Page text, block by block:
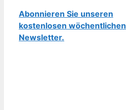
Abonnieren Sie unseren
kostenlosen wöchentlichen
Newsletter.